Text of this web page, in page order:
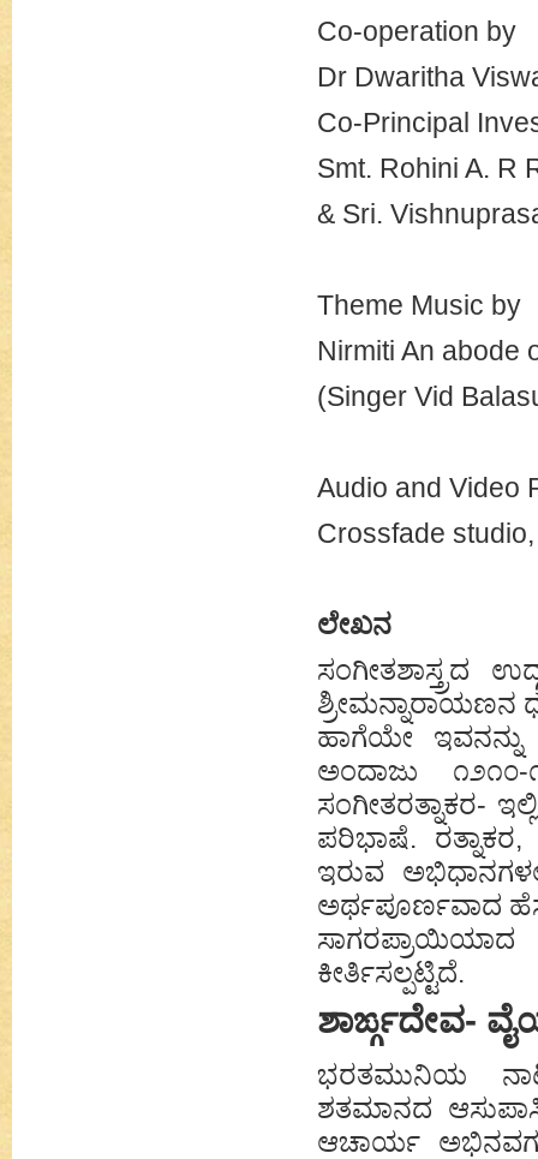
Co-operation by
Dr Dwaritha
Co-Principal
Smt. Rohini A. R
& Sri.
Theme Music by
Nirmiti An abode
(Singer Vid
Audio and Video
Crossfade
ಲೇಖನ
ಸಂಗೀತಶಾಸ್ತ್ರದ
ಶ್ರೀಮನ್ನಾರಾಯಣನ
ಹಾಗೆಯೇ ಇವನನ್ನು
ಅಂದಾಜು
ಸಂಗೀತರತ್ನಾಕರ-
ಪರಿಭಾಷೆ. ರತ್ನಾಕರ,
ಇರುವ
ಅರ್ಥಪೂರ್ಣವಾದ
ಸಾಗರಪ್ರಾಯಿಯಾದ
ಕೀರ್ತಿಸಲ್ಪಟ್ಟಿದೆ.
ಶಾರ್ಙ್ಗದೇವ-
ಭರತಮುನಿಯ
ಶತಮಾನದ
ಆಚಾರ್ಯ